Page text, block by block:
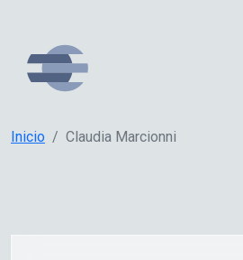
Inicio Claudia Marcionni